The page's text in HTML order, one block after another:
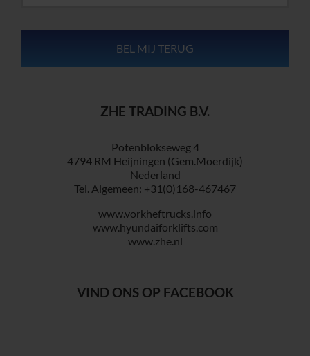
ZHE TRADING B.V.
Potenblokseweg 4
4794 RM Heijningen (Gem.Moerdijk)
Nederland
Tel. Algemeen: +31(0)168-467467
www.vorkheftrucks.info
www.hyundaiforklifts.com
www.zhe.nl
VIND ONS OP FACEBOOK